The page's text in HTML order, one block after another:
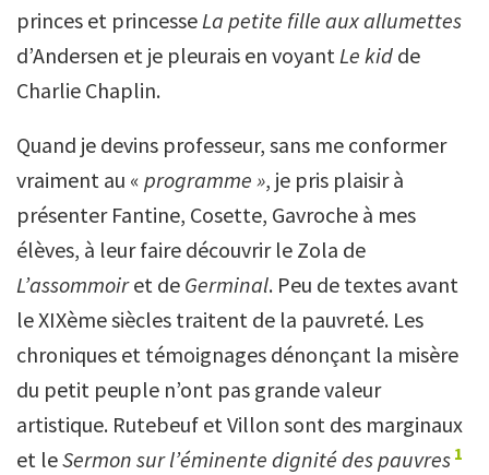
princes et princesseLa petite fille aux allumettes
d’Andersen et je pleurais en voyantLe kid de
Charlie Chaplin.
Quand je devins professeur, sans me conformer
vraiment au « programme », je pris plaisir à
présenter Fantine, Cosette, Gavroche à mes
élèves, à leur faire découvrir le Zola de
L’assommoiret de Germinal. Peu de textes avant
le XIXème siècles traitent de la pauvreté. Les
chroniques et témoignages dénonçant la misère
du petit peuple n’ont pas grande valeur
artistique. Rutebeuf et Villon sont des marginaux
et leSermon sur l’éminente dignité des pauvres 1